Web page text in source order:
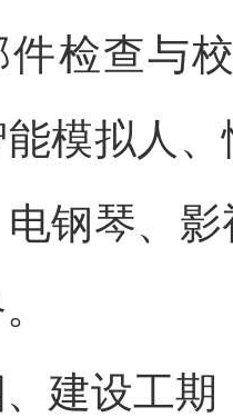
件检查与
模拟人
钢琴、
设工期